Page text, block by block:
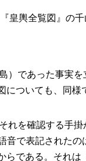
皇輿全覧図』の
）であった事実
ついても、同様
を確認する手
音で表記された
である。それ